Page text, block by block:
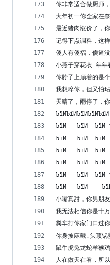
你非常适合做厨师
大年初一你全家在
最近猪肉涨价了，
记得下点调料，这
傻人有傻福，傻逼
小燕子穿花衣 年
你脖子上顶着的是
我想啐你，但又怕
天晴了，雨停了，
­ЪїИ­ЪїИ­ЪїИ­ЪїИ­ЪїИ
­ЪїИ   ­ЪїИ  ­ЪїИ
­ЪїИ   ­ЪїИ  ­ЪїИ
­ЪїИ   ­ЪїИ  ­ЪїИ
­ЪїИ   ­ЪїИ  ­ЪїИ
­ЪїИ   ­ЪїИ  ­ЪїИ
­ЪїИ   ­ЪїИ
小嘴真甜，你男朋
我无法相信你是十
粪车打你家门口过
你身披麻戴,头顶
鼠牛虎兔龙蛇羊猴
人在做天在看，所